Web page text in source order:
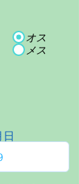
オス
メス